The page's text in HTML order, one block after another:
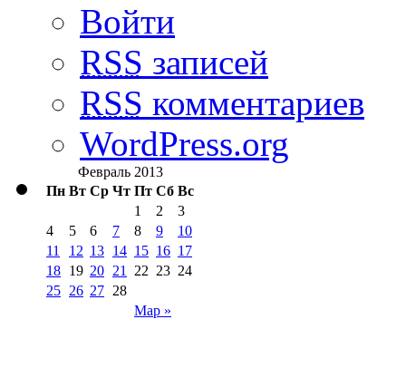
Войти
RSS записей
RSS комментариев
WordPress.org
Февраль 2013
Пн Вт Ср Чт Пт Сб Вс
Мар »
1 2
3
4
5 6 7 8 9
10
11
12 13 14 15 16 17
18 19 20 21 22 23 24
25 26 27 28